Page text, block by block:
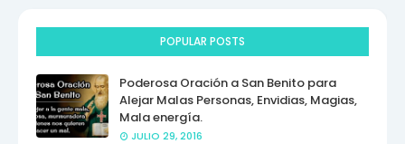
POPULAR POSTS
Poderosa Oración a San Benito para
Alejar Malas Personas, Envidias, Magias,
Mala energía.
JULIO 29, 2016